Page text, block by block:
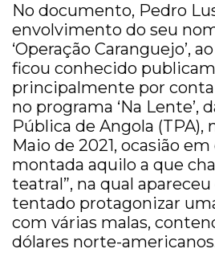
No documento, Pedro
envolvimento do seu
‘Operação Caranguejo’,
ficou conhecido
principalmente por
no programa ‘Na Lente’,
Pública de Angola (TPA),
Maio de 2021, ocasião
montada aquilo a que
teatral”, na qual
tentado protagonizar
com várias malas,
dólares norte-